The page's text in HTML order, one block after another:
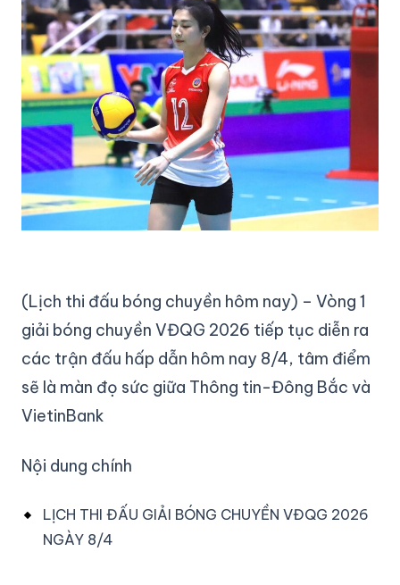
(Lịch thi đấu bóng chuyền hôm nay) – Vòng 1
giải bóng chuyền VĐQG 2026 tiếp tục diễn ra
các trận đấu hấp dẫn hôm nay 8/4, tâm điểm
sẽ là màn đọ sức giữa Thông tin-Đông Bắc và
VietinBank
Nội dung chính
LỊCH THI ĐẤU GIẢI BÓNG CHUYỀN VĐQG 2026
NGÀY 8/4